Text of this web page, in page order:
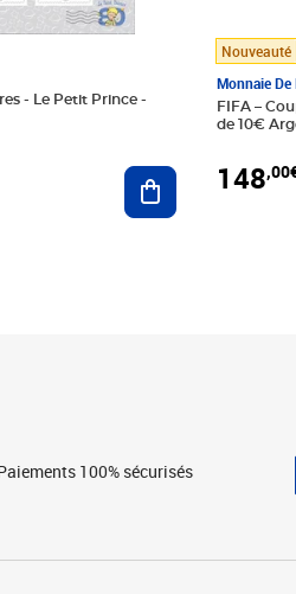
- Le Petit Prince -
Ajouter au
Nouveauté
Monnaie De
FIFA –
de 10€
148
100% sécurisés